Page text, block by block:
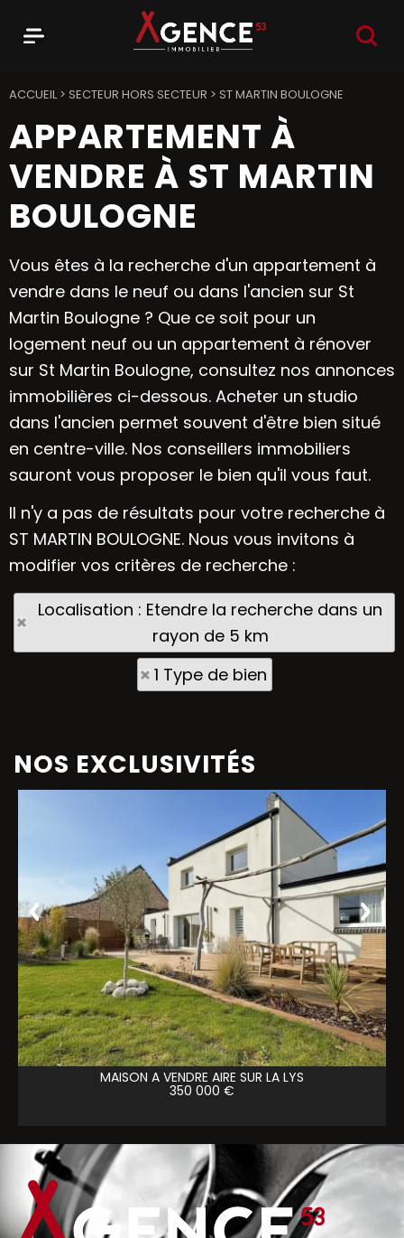
ACCUEIL> SECTEUR HORS SECTEUR > ST MARTIN BOULOGNE
APPARTEMENT À
VENDRE À ST MARTIN
BOULOGNE
Vous êtes à la recherche d'un appartement à
vendre dans le neuf ou dans l'ancien sur St
Martin Boulogne ? Que ce soit pour un
logement neuf ou un appartement à rénover
sur St Martin Boulogne, consultez nos annonces
immobilières ci-dessous. Acheter un studio
dans l'ancien permet souvent d'être bien situé
en centre-ville. Nos conseillers immobiliers
sauront vous proposer le bien qu'il vous faut.
Il n'y a pas de résultats pour votre recherche à
ST MARTIN BOULOGNE. Nous vous invitons à
modifier vos critères de recherche :
Localisation : Etendre la recherche dans un
rayon de 5 km
1 Type de bien
NOS EXCLUSIVITÉS
MAISON A VENDRE AIRE SUR LA LYS
350 000 €